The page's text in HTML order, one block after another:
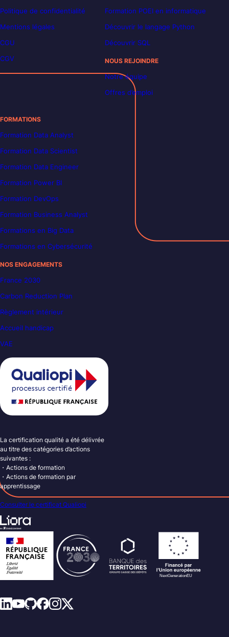
Politique de confidentialité
Mentions légales
CGU
CGV
Formation POEI en informatique
Découvrir le langage Python
Découvrir SQL
NOUS REJOINDRE
Notre équipe
Offres d’emploi
FORMATIONS
Formation Data Analyst
Formation Data Scientist
Formation Data Engineer
Formation Power BI
Formation DevOps
Formation Business Analyst
Formations en Big Data
Formations en Cybersécurité
NOS ENGAGEMENTS
France 2030
Carbon Reduction Plan
Règlement intérieur
Accueil handicap
VAE
La certification qualité a été délivrée
au titre des catégories d’actions
suivantes :
・Actions de formation
・Actions de formation par
apprentissage
Consulter le certificat Qualiopi